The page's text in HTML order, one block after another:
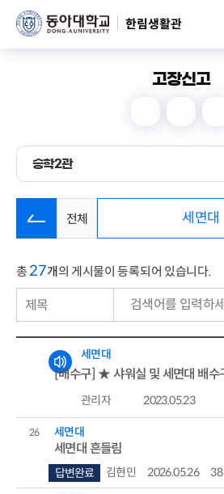
한림생활관
고장신고
승학2관
전체 세면대
총 27개의 게시물이 등록되어 있습니다.
분류
작성자
조회수 세면대
관리자 2023.05.23
26 세면대
세면대 흔들림
답변완료 김현민 2026.05.26 38